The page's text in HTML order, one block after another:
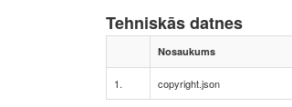
Tehniskās datnes
Nosaukums
1. copyright.json